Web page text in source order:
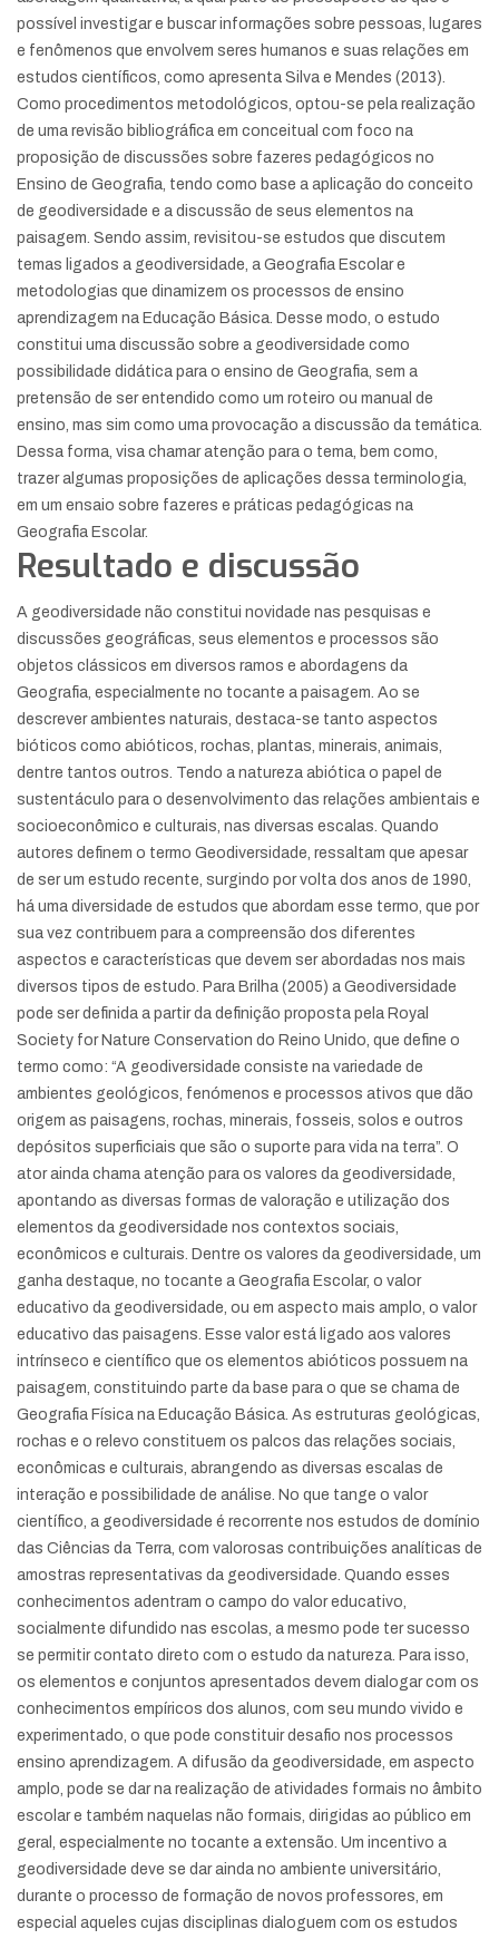
possível investigar e buscar informações sobre pessoas, lugares
e fenômenos que envolvem seres humanos e suas relações em
estudos científicos, como apresenta Silva e Mendes (2013).
Como procedimentos metodológicos, optou-se pela realização
de uma revisão bibliográfica em conceitual com foco na
proposição de discussões sobre fazeres pedagógicos no
Ensino de Geografia, tendo como base a aplicação do conceito
de geodiversidade e a discussão de seus elementos na
paisagem. Sendo assim, revisitou-se estudos que discutem
temas ligados a geodiversidade, a Geografia Escolar e
metodologias que dinamizem os processos de ensino
aprendizagem na Educação Básica. Desse modo, o estudo
constitui uma discussão sobre a geodiversidade como
possibilidade didática para o ensino de Geografia, sem a
pretensão de ser entendido como um roteiro ou manual de
ensino, mas sim como uma provocação a discussão da temática.
Dessa forma, visa chamar atenção para o tema, bem como,
trazer algumas proposições de aplicações dessa terminologia,
em um ensaio sobre fazeres e práticas pedagógicas na
Geografia Escolar.
Resultado e discussão
A geodiversidade não constitui novidade nas pesquisas e
discussões geográficas, seus elementos e processos são
objetos clássicos em diversos ramos e abordagens da
Geografia, especialmente no tocante a paisagem. Ao se
descrever ambientes naturais, destaca-se tanto aspectos
bióticos como abióticos, rochas, plantas, minerais, animais,
dentre tantos outros. Tendo a natureza abiótica o papel de
sustentáculo para o desenvolvimento das relações ambientais e
socioeconômico e culturais, nas diversas escalas. Quando
autores definem o termo Geodiversidade, ressaltam que apesar
de ser um estudo recente, surgindo por volta dos anos de 1990,
há uma diversidade de estudos que abordam esse termo, que por
sua vez contribuem para a compreensão dos diferentes
aspectos e características que devem ser abordadas nos mais
diversos tipos de estudo. Para Brilha (2005) a Geodiversidade
pode ser definida a partir da definição proposta pela Royal
Society for Nature Conservation do Reino Unido, que define o
termo como: “A geodiversidade consiste na variedade de
ambientes geológicos, fenómenos e processos ativos que dão
origem as paisagens, rochas, minerais, fosseis, solos e outros
depósitos superficiais que são o suporte para vida na terra”. O
ator ainda chama atenção para os valores da geodiversidade,
apontando as diversas formas de valoração e utilização dos
elementos da geodiversidade nos contextos sociais,
econômicos e culturais. Dentre os valores da geodiversidade, um
ganha destaque, no tocante a Geografia Escolar, o valor
educativo da geodiversidade, ou em aspecto mais amplo, o valor
educativo das paisagens. Esse valor está ligado aos valores
intrínseco e científico que os elementos abióticos possuem na
paisagem, constituindo parte da base para o que se chama de
Geografia Física na Educação Básica. As estruturas geológicas,
rochas e o relevo constituem os palcos das relações sociais,
econômicas e culturais, abrangendo as diversas escalas de
interação e possibilidade de análise. No que tange o valor
científico, a geodiversidade é recorrente nos estudos de domínio
das Ciências da Terra, com valorosas contribuições analíticas de
amostras representativas da geodiversidade. Quando esses
conhecimentos adentram o campo do valor educativo,
socialmente difundido nas escolas, a mesmo pode ter sucesso
se permitir contato direto com o estudo da natureza. Para isso,
os elementos e conjuntos apresentados devem dialogar com os
conhecimentos empíricos dos alunos, com seu mundo vivido e
experimentado, o que pode constituir desafio nos processos
ensino aprendizagem. A difusão da geodiversidade, em aspecto
amplo, pode se dar na realização de atividades formais no âmbito
escolar e também naquelas não formais, dirigidas ao público em
geral, especialmente no tocante a extensão. Um incentivo a
geodiversidade deve se dar ainda no ambiente universitário,
durante o processo de formação de novos professores, em
especial aqueles cujas disciplinas dialoguem com os estudos